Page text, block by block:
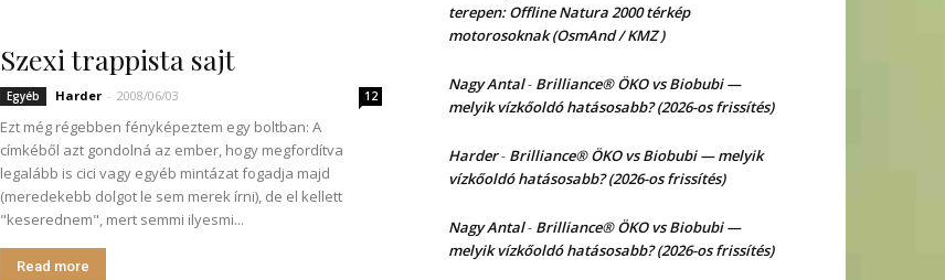
Szexi trappista sajt
Egyéb Harder - 2008/06/03 12
Ezt még régebben fényképeztem egy boltban: A
címkéből azt gondolná az ember, hogy megfordítva
legalább is cici vagy egyéb mintázat fogadja majd
(meredekebb dolgot le sem merek írni), de el kellett
"keserednem", mert semmi ilyesmi...
Read more
terepen: Offline Natura 2000 térkép
motorosoknak (OsmAnd / KMZ )
Nagy Antal- Brilliance® ÖKO vs Biobubi —
melyik vízkőoldó hatásosabb? (2026-os frissítés)
Harder- Brilliance® ÖKO vs Biobubi — melyik
vízkőoldó hatásosabb? (2026-os frissítés)
Nagy Antal- Brilliance® ÖKO vs Biobubi —
melyik vízkőoldó hatásosabb? (2026-os frissítés)